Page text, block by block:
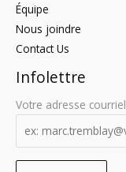
Équipe
Nous joindre
Contact Us
Infolettre
Votre adresse courriel